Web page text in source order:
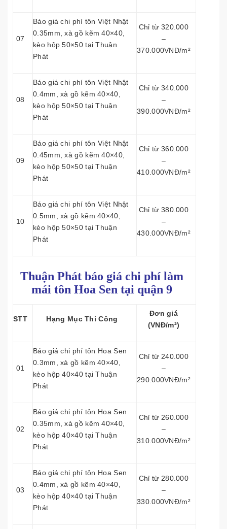
07
Báo giá chi phí tôn Việt Nhật
0.35mm, xà gồ kẽm 40×40,
kèo hộp 50×50 tại Thuận
Phát
Chỉ từ 320.000
–
370.000VNĐ/m²
08
Báo giá chi phí tôn Việt Nhật
0.4mm, xà gồ kẽm 40×40,
kèo hộp 50×50 tại Thuận
Phát
Chỉ từ 340.000
–
390.000VNĐ/m²
09
Báo giá chi phí tôn Việt Nhật
0.45mm, xà gồ kẽm 40×40,
kèo hộp 50×50 tại Thuận
Phát
Chỉ từ 360.000
–
410.000VNĐ/m²
10
Báo giá chi phí tôn Việt Nhật
0.5mm, xà gồ kẽm 40×40,
kèo hộp 50×50 tại Thuận
Phát
Chỉ từ 380.000
–
430.000VNĐ/m²
Thuận Phát báo giá chi phí làm
mái tôn Hoa Sen tại quận 9
STT Hạng Mục Thi Công
Đơn giá
(VNĐ/m²)
01
Báo giá chi phí tôn Hoa Sen
0.3mm, xà gồ kẽm 40×40,
kèo hộp 40×40 tại Thuận
Phát
Chỉ từ 240.000
–
290.000VNĐ/m²
02
Báo giá chi phí tôn Hoa Sen
0.35mm, xà gồ kẽm 40×40,
kèo hộp 40×40 tại Thuận
Phát
Chỉ từ 260.000
–
310.000VNĐ/m²
03
Báo giá chi phí tôn Hoa Sen
0.4mm, xà gồ kẽm 40×40,
kèo hộp 40×40 tại Thuận
Phát
Chỉ từ 280.000
–
330.000VNĐ/m²